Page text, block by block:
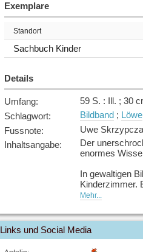
Exemplare
Standort
Sachbuch Kinder
Details
Umfang:
59 S. : Ill. ; 30
Schlagwort: Bildband ; Löwe
Fussnote:
Uwe
Inhaltsangabe:
Der
enormes
In gewaltigen
Kinderzimmer.
[Quelle:
Mehr...
Links und Social Media